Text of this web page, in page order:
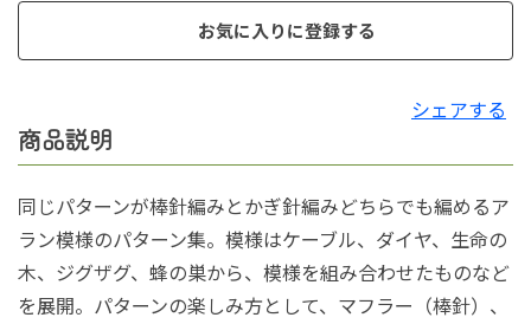
お気に入りに登録する
シェアする
商品説明
同じパターンが棒針編みとかぎ針編みどちらでも編めるア
ラン模様のパターン集。模様はケーブル、ダイヤ、生命の
木、ジグザグ、蜂の巣から、模様を組み合わせたものなど
を展開。パターンの楽しみ方として、マフラー（棒針）、